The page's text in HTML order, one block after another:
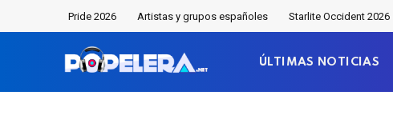
Pride 2026 Artistas y grupos españoles Starlite Occident 2026
ÚLTIMAS NOTICIAS